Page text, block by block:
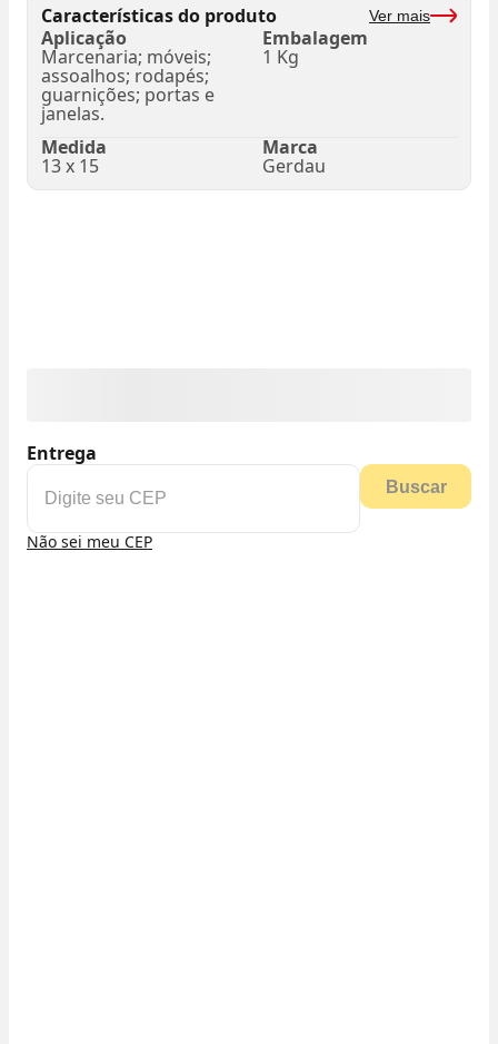
Características do produto Ver mais
Aplicação
Marcenaria; móveis;
assoalhos; rodapés;
guarnições; portas e
janelas.
Embalagem
1 Kg
Medida
13 x 15
Marca
Gerdau
Entrega
Buscar
Não sei meu CEP